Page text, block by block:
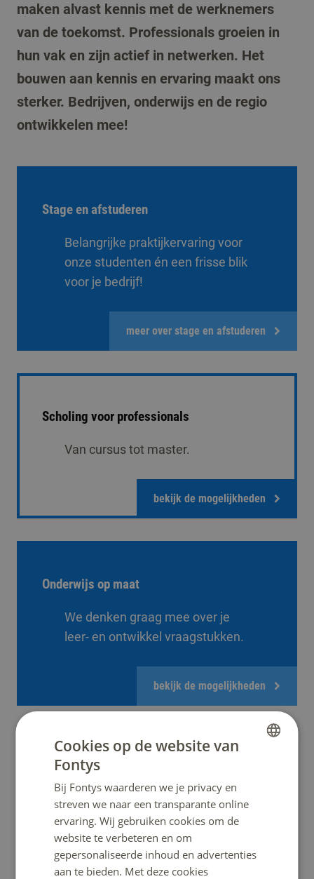
maken alvast kennis met de werknemers
van de toekomst. Professionals groeien in
hun vak en zijn actief in netwerken. Het
bouwen aan kennis en ervaring maakt ons
sterker. Bedrijven, onderwijs en de regio
ontwikkelen mee!
Stage en afstuderen
Belangrijke praktijkervaring voor
onze studenten én een frisse blik
voor je bedrijf!
meer over stage en afstuderen
Scholing voor professionals
Van cursus tot master.
bekijk de mogelijkheden
Onderwijs op maat
We denken graag mee over je
leer- en ontwikkel vraagstukken.
bekijk de mogelijkheden
SLIM-subsidie
Wil je investeren in de kennis, groei en ontwikkeling van
je personeel
in het mkb? Of wil je personeel in een maatschappelijk
cruciale sector, zoals
zorg, kinderopvang of techniek een opleiding geven?
Hiervoor kun je
SLIM-subsidie aanvragen.
Cookies op de website van
Fontys
Bij Fontys waarderen we je privacy en
streven we naar een transparante online
ervaring. Wij gebruiken cookies om de
website te verbeteren en om
gepersonaliseerde inhoud en advertenties
aan te bieden. Met deze cookies